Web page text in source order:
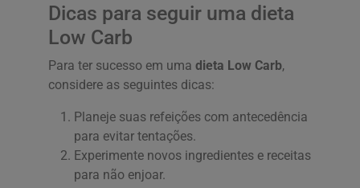
Dicas para seguir uma dieta
Low Carb
Para ter sucesso em uma dieta Low Carb,
considere as seguintes dicas:
Planeje suas refeições com antecedência
para evitar tentações.
Experimente novos ingredientes e receitas
para não enjoar.